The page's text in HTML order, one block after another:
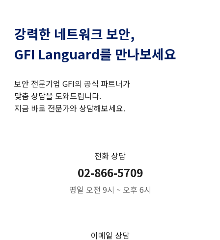
강력한 네트워크 보안,
GFI Languard를 만나보세요
보안 전문기업 GFI의 공식 파트너가
맞춤 상담을 도와드립니다.
지금 바로 전문가와 상담해보세요.
전화 상담
02-866-5709
평일 오전 9시 ~ 오후 6시
이메일 상담